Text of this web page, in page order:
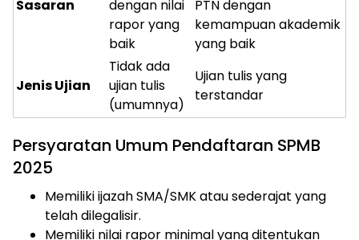
Sasaran
dengan nilai
rapor yang
baik
PTN dengan
kemampuan akademik
yang baik
Jenis Ujian
Tidak ada
ujian tulis
(umumnya)
Ujian tulis yang
terstandar
Persyaratan Umum Pendaftaran SPMB
2025
Memiliki ijazah SMA/SMK atau sederajat yang
telah dilegalisir.
Memiliki nilai rapor minimal yang ditentukan